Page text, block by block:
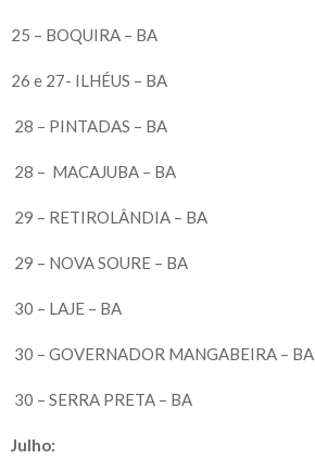
25 – BOQUIRA – BA
26 e 27- ILHÉUS – BA
28 – PINTADAS – BA
28 – MACAJUBA – BA
29 – RETIROLÂNDIA – BA
29 – NOVA SOURE – BA
30 – LAJE – BA
30 – GOVERNADOR MANGABEIRA – BA
30 – SERRA PRETA – BA
Julho: